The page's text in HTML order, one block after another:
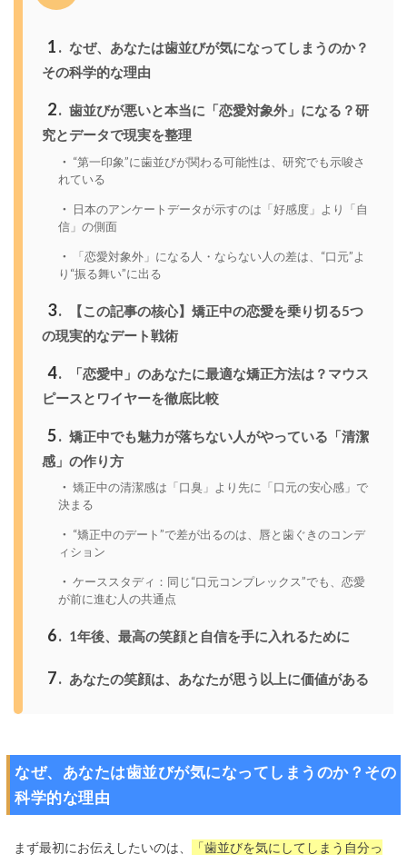
1
なぜ、あなたは歯並びが気になってしまうのか？
その科学的な理由
2
歯並びが悪いと本当に「恋愛対象外」になる？研
究とデータで現実を整理
“第一印象”に歯並びが関わる可能性は、研究でも示唆さ
れている
日本のアンケートデータが示すのは「好感度」より「自
信」の側面
「恋愛対象外」になる人・ならない人の差は、“口元”よ
り“振る舞い”に出る
3
【この記事の核心】矯正中の恋愛を乗り切る5つ
の現実的なデート戦術
4
「恋愛中」のあなたに最適な矯正方法は？マウス
ピースとワイヤーを徹底比較
5
矯正中でも魅力が落ちない人がやっている「清潔
感」の作り方
矯正中の清潔感は「口臭」より先に「口元の安心感」で
決まる
“矯正中のデート”で差が出るのは、唇と歯ぐきのコンデ
ィション
ケーススタディ：同じ“口元コンプレックス”でも、恋愛
が前に進む人の共通点
6 1年後、最高の笑顔と自信を手に入れるために
7 あなたの笑顔は、あなたが思う以上に価値がある
なぜ、あなたは歯並びが気になってしまうのか？その
科学的な理由
まず最初にお伝えしたいのは、
「歯並びを気にしてしまう自分っ